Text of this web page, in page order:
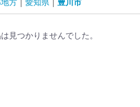
方 愛知県 豊川市
見つかりませんでした。